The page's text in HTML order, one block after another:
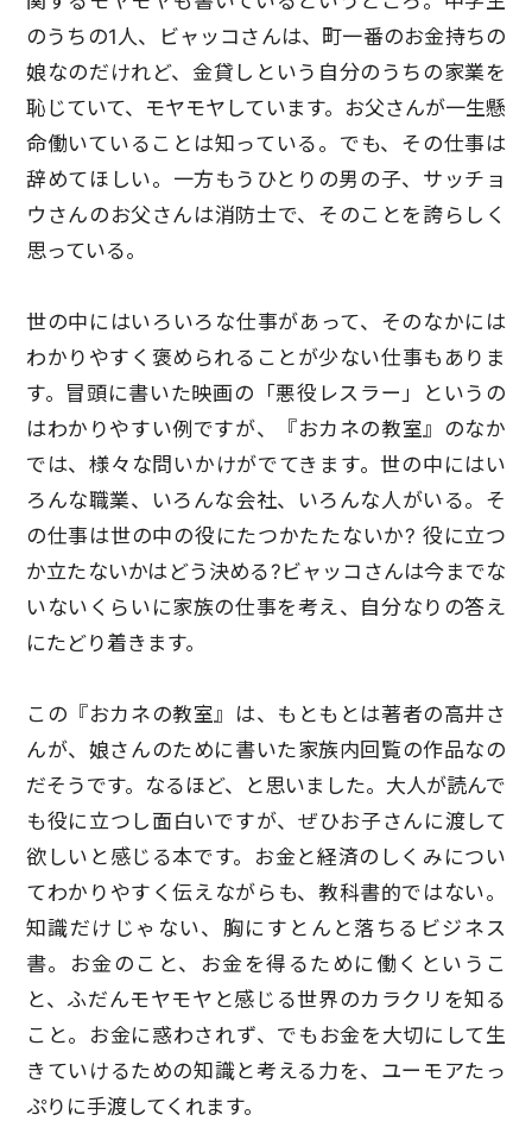
のうちの1人、ビャッコさんは、町一番のお金持ちの
娘なのだけれど、金貸しという自分のうちの家業を
恥じていて、モヤモヤしています。お父さんが一生懸
命働いていることは知っている。でも、その仕事は
辞めてほしい。一方もうひとりの男の子、サッチョ
ウさんのお父さんは消防士で、そのことを誇らしく
思っている。
世の中にはいろいろな仕事があって、そのなかには
わかりやすく褒められることが少ない仕事もありま
す。冒頭に書いた映画の「悪役レスラー」というの
はわかりやすい例ですが、『おカネの教室』のなか
では、様々な問いかけがでてきます。世の中にはい
ろんな職業、いろんな会社、いろんな人がいる。そ
の仕事は世の中の役にたつかたたないか? 役に立つ
か立たないかはどう決める?ビャッコさんは今までな
いないくらいに家族の仕事を考え、自分なりの答え
にたどり着きます。
この『おカネの教室』は、もともとは著者の高井さ
んが、娘さんのために書いた家族内回覧の作品なの
だそうです。なるほど、と思いました。大人が読んで
も役に立つし面白いですが、ぜひお子さんに渡して
欲しいと感じる本です。お金と経済のしくみについ
てわかりやすく伝えながらも、教科書的ではない。
知識だけじゃない、胸にすとんと落ちるビジネス
書。お金のこと、お金を得るために働くというこ
と、ふだんモヤモヤと感じる世界のカラクリを知る
こと。お金に惑わされず、でもお金を大切にして生
きていけるための知識と考える力を、ユーモアたっ
ぷりに手渡してくれます。